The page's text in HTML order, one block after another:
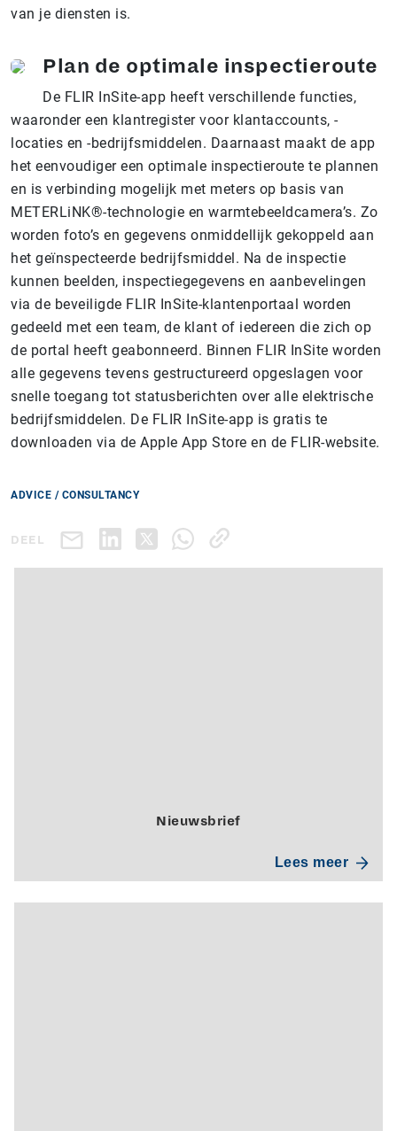
van je diensten is.
Plan de optimale inspectieroute
De FLIR InSite-app heeft verschillende functies,
waaronder een klantregister voor klantaccounts, -
locaties en -bedrijfsmiddelen. Daarnaast maakt de app
het eenvoudiger een optimale inspectieroute te plannen
en is verbinding mogelijk met meters op basis van
METERLiNK®-technologie en warmtebeeldcamera’s. Zo
worden foto’s en gegevens onmiddellijk gekoppeld aan
het geïnspecteerde bedrijfsmiddel. Na de inspectie
kunnen beelden, inspectiegegevens en aanbevelingen
via de beveiligde FLIR InSite-klantenportaal worden
gedeeld met een team, de klant of iedereen die zich op
de portal heeft geabonneerd. Binnen FLIR InSite worden
alle gegevens tevens gestructureerd opgeslagen voor
snelle toegang tot statusberichten over alle elektrische
bedrijfsmiddelen. De FLIR InSite-app is gratis te
downloaden via de Apple App Store en de FLIR-website.
ADVICE / CONSULTANCY
DEEL
Nieuwsbrief
Lees meer